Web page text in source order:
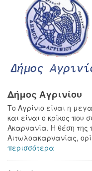
Δήμος Αγρινίου
Το Αγρίνιο είναι η
και είναι ο κρίκος που
Ακαρνανία. Η θέση της
Αιτωλοακαρνανίας,
περισσότερα